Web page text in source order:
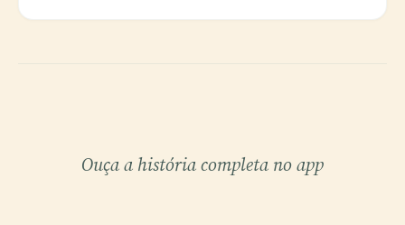
Ouça a história completa no app